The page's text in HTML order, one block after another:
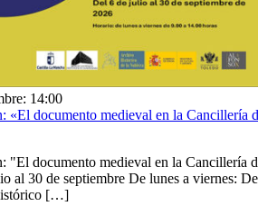
14:00
«El documento medieval en la Cancillería
"El documento medieval en la Cancillería
al 30 de septiembre De lunes a viernes: De
[…]